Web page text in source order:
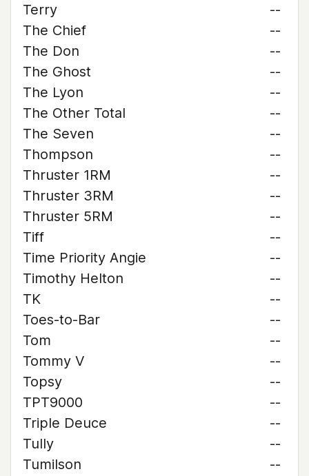
Terry
--
The Chief
--
The Don
--
The Ghost
--
The Lyon
--
The Other Total
--
The Seven
--
Thompson
--
Thruster 1RM
--
Thruster 3RM
--
Thruster 5RM
--
Tiff
--
Time Priority Angie
--
Timothy Helton
--
TK
--
Toes-to-Bar
--
Tom
--
Tommy V
--
Topsy
--
TPT9000
--
Triple Deuce
--
Tully
--
Tumilson
--